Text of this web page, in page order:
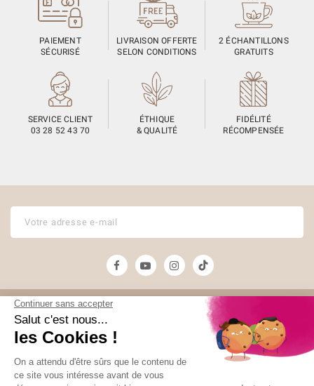
PAIEMENT
SÉCURISÉ
LIVRAISON OFFERTE
SELON CONDITIONS
2 ÉCHANTILLONS
GRATUITS
SERVICE CLIENT
03 28 52 43 70
ÉTHIQUE
& QUALITÉ
FIDÉLITÉ
RÉCOMPENSÉE
Unami
Thé
Commander
Livraison